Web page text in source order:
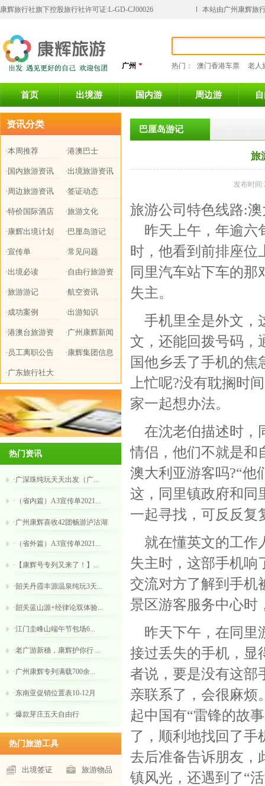
康辉旅行社旗下控股旅行社许可证:L-GD-CJ00026 本站由广州康辉旅
广州 热门： 澳门香港车票 老人
首页 出境游 国内游 周边游
资讯分类
·本周推荐 ·港澳巴士
·国内旅游资讯 ·出境旅游资讯
·周边旅游资讯 ·签证动态
·特价国际酒店 ·旅游文化
·康辉出境计划 ·巴厘岛游记
·宣传单 ·常见问题
·出境必读 ·自由行旅游资
讯
·旅游游记 ·航空资讯
·成功案例 ·出游知识
·港澳台旅游资
讯
·广州康辉新闻
·员工离职公告 ·康辉集团信息
·广东旅行社大
全
热门资讯
·广深珠纯玩天天出发（广...
·（省内篇）A3宣传单2021...
·广州康辉喜收42团畅游泸沽湖
·（省外篇）A3宣传单2021...
·【康辉号专列又来了！】...
·韶关丹霞丰源温泉纯玩3天...
·韶关蓝山源+经律论双体验...
·江门圭峰山​端午节包场6...
·老广游新穗，康辉护你行 ...
·广州康辉专列满载700余...
·东南亚促销位置表10-12月
·爆款芽庄五天自由行
热门旅游工具
出境签证 旅游物品
巴厘岛游记
旅
发布时间
旅游公司特色线路:
昨天上午，年逾六
时，他看到前排座位
同里汽车站下车的那
失主。
手机里全是外文，
文，还能回拨号码，
国他乡丢了手机的焦
上忙呢?没有耽搁时
家一起想办法。
在沈老伯描述时，
情侣，他们不就是和
澳大利亚游客吗?“他
这，同里镇政府和同
一起寻找，可反反复
就在懂英文的工作
失主时，这部手机响
交流对方了解到手机
景区游客服务中心时
昨天下午，在同里
接过丢失的手机，显
者说，要是没有这部
亲联系了，会很麻烦
起中国有“雷锋的故
了，顺利地找回了手
去后准备告诉朋友，
镇风光，还遇到了“